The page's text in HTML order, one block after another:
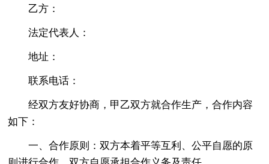
乙方：
法定代表人：
地址：
联系电话：
经双方友好协商，甲乙双方就合作生产，合作内容
如下：
一、合作原则：双方本着平等互利、公平自愿的原